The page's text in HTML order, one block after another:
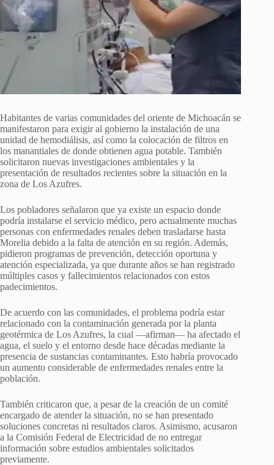
Habitantes de varias comunidades del oriente de Michoacán se
manifestaron para exigir al gobierno la instalación de una
unidad de hemodiálisis, así como la colocación de filtros en
los manantiales de donde obtienen agua potable. También
solicitaron nuevas investigaciones ambientales y la
presentación de resultados recientes sobre la situación en la
zona de Los Azufres.
Los pobladores señalaron que ya existe un espacio donde
podría instalarse el servicio médico, pero actualmente muchas
personas con enfermedades renales deben trasladarse hasta
Morelia debido a la falta de atención en su región. Además,
pidieron programas de prevención, detección oportuna y
atención especializada, ya que durante años se han registrado
múltiples casos y fallecimientos relacionados con estos
padecimientos.
De acuerdo con las comunidades, el problema podría estar
relacionado con la contaminación generada por la planta
geotérmica de Los Azufres, la cual —afirman— ha afectado el
agua, el suelo y el entorno desde hace décadas mediante la
presencia de sustancias contaminantes. Esto habría provocado
un aumento considerable de enfermedades renales entre la
población.
También criticaron que, a pesar de la creación de un comité
encargado de atender la situación, no se han presentado
soluciones concretas ni resultados claros. Asimismo, acusaron
a la Comisión Federal de Electricidad de no entregar
información sobre estudios ambientales solicitados
previamente.